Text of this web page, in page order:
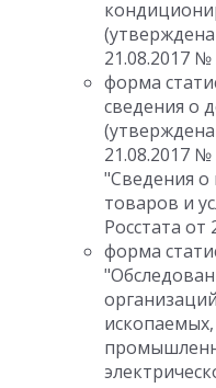
21.08.2017 №
форма
сведения о
21.08.2017
"Сведения о
товаров и
Росстата от
форма